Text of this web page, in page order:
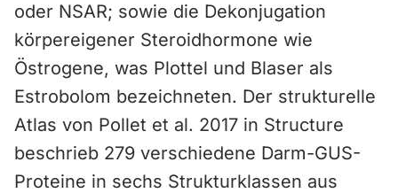
oder NSAR; sowie die Dekonjugation
körpereigener Steroidhormone wie
Östrogene, was Plottel und Blaser als
Estrobolom bezeichneten. Der strukturelle
Atlas von Pollet et al. 2017 in Structure
beschrieb 279 verschiedene Darm-GUS-
Proteine in sechs Strukturklassen aus